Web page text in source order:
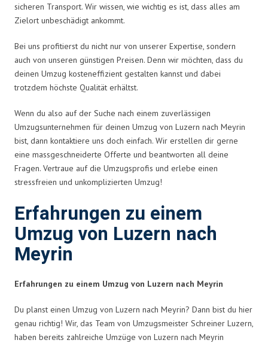
sicheren Transport. Wir wissen, wie wichtig es ist, dass alles am
Zielort unbeschädigt ankommt.
Bei uns profitierst du nicht nur von unserer Expertise, sondern
auch von unseren günstigen Preisen. Denn wir möchten, dass du
deinen Umzug kosteneffizient gestalten kannst und dabei
trotzdem höchste Qualität erhältst.
Wenn du also auf der Suche nach einem zuverlässigen
Umzugsunternehmen für deinen Umzug von Luzern nach Meyrin
bist, dann kontaktiere uns doch einfach. Wir erstellen dir gerne
eine massgeschneiderte Offerte und beantworten all deine
Fragen. Vertraue auf die Umzugsprofis und erlebe einen
stressfreien und unkomplizierten Umzug!
Erfahrungen zu einem
Umzug von Luzern nach
Meyrin
Erfahrungen zu einem Umzug von Luzern nach Meyrin
Du planst einen Umzug von Luzern nach Meyrin? Dann bist du hier
genau richtig! Wir, das Team von Umzugsmeister Schreiner Luzern,
haben bereits zahlreiche Umzüge von Luzern nach Meyrin